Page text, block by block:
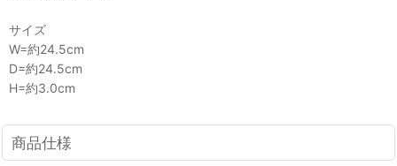
サイズ
W=約24.5cm
D=約24.5cm
H=約3.0cm
商品仕様